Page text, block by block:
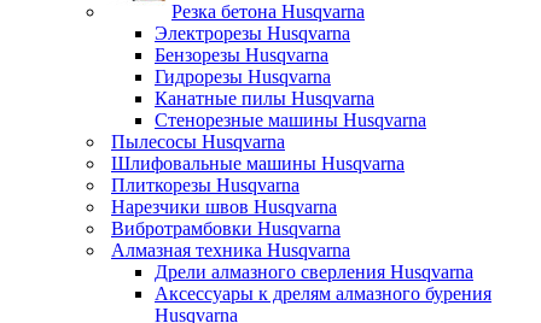
Резка бетона Husqvarna
Электрорезы Husqvarna
Бензорезы Husqvarna
Гидрорезы Husqvarna
Канатные пилы Husqvarna
Стенорезные машины Husqvarna
Пылесосы Husqvarna
Шлифовальные машины Husqvarna
Плиткорезы Husqvarna
Нарезчики швов Husqvarna
Вибротрамбовки Husqvarna
Алмазная техника Husqvarna
Дрели алмазного сверления Husqvarna
Аксессуары к дрелям алмазного бурения
Husqvarna